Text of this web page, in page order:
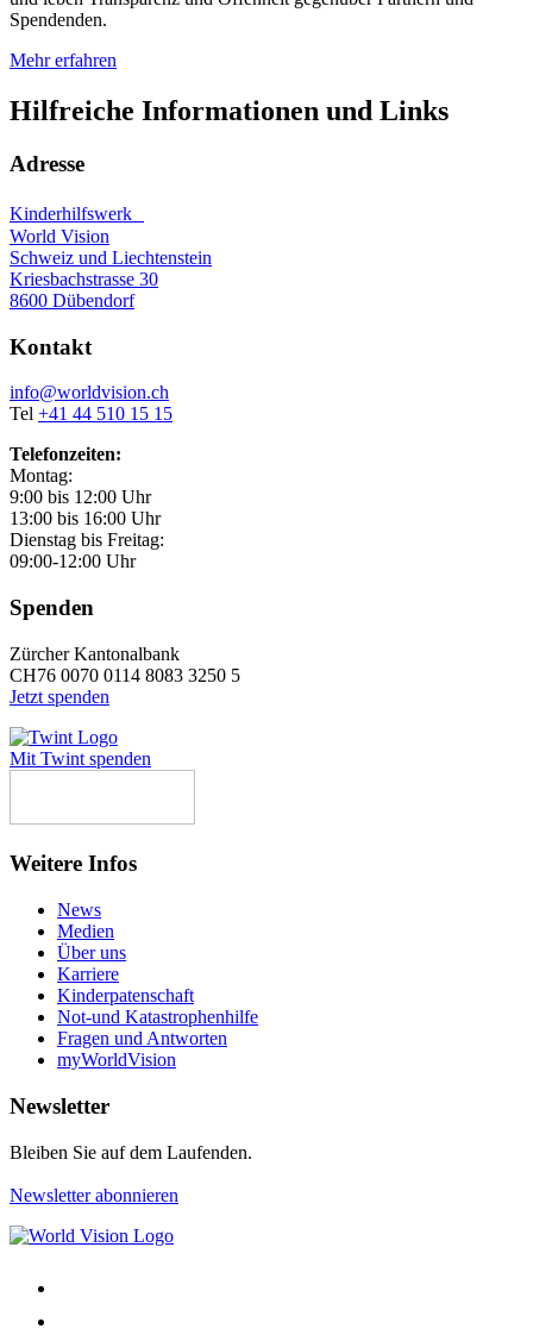
Spendenden.
Mehr erfahren
Hilfreiche Informationen und Links
Adresse
Kinderhilfswerk
World Vision
Schweiz und Liechtenstein
Kriesbachstrasse 30
8600 Dübendorf
Kontakt
info@worldvision.ch
Tel +41 44 510 15 15
Telefonzeiten:
Montag:
9:00 bis 12:00 Uhr
13:00 bis 16:00 Uhr
Dienstag bis Freitag:
09:00-12:00 Uhr
Spenden
Zürcher Kantonalbank
CH76 0070 0114 8083 3250 5
Jetzt spenden
Mit Twint spenden
Weitere Infos
News
Medien
Über uns
Karriere
Kinderpatenschaft
Not-und Katastrophenhilfe
Fragen und Antworten
myWorldVision
Newsletter
Bleiben Sie auf dem Laufenden.
Newsletter abonnieren